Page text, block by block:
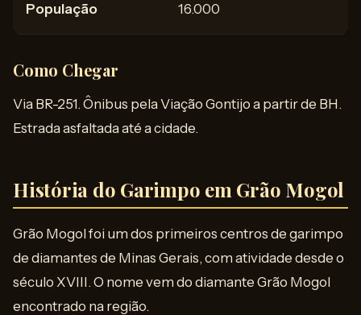
População 16.000
Como Chegar
Via BR-251. Ônibus pela Viação Gontijo a partir de BH.
Estrada asfaltada até a cidade.
História do Garimpo em Grão Mogol
Grão Mogol foi um dos primeiros centros de garimpo
de diamantes de Minas Gerais, com atividade desde o
século XVIII. O nome vem do diamante Grão Mogol
encontrado na região.